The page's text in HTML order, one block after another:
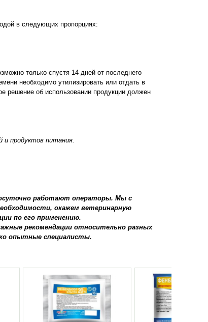
в следующих пропорциях:
только спустя 14 дней от последнего
необходимо утилизировать или отдать в
решение об использовании продукции должен
продуктов питания.
работают операторы. Мы с
окажем ветеринарную
по его применению.
рекомендации относительно разных
опытные специалисты.